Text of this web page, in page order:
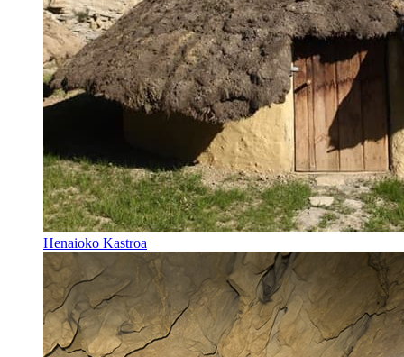
Henaioko Kastroa